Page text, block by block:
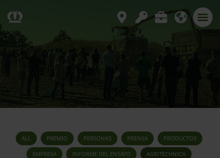
ALL PREMIO PERSONAS PRENSA PRODUCTOS
EMPRESA INFORME DEL ENSAYO AGRITECHNICA